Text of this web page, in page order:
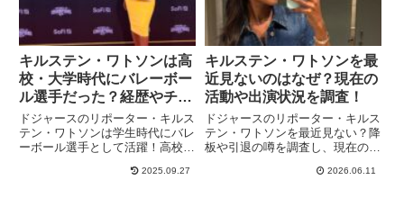
キルステン・ワトソンは高
校・大学時代にバレーボー
ル選手だった？経歴やチー
ムを調査！
ドジャースのリポーター・キルス
テン・ワトソンは学生時代にバレ
ーボール選手として活躍！高校で
大学ではディビジョン1の試合に
2025.09.27
キルステン・ワトソンを最
近見ないのはなぜ？現在の
活動や出演状況を調査！
ドジャースのリポーター・キルス
テン・ワトソンを最近見ない？降
板や引退の噂を調査し、現在の活
信についてまとめました。2026.06.11